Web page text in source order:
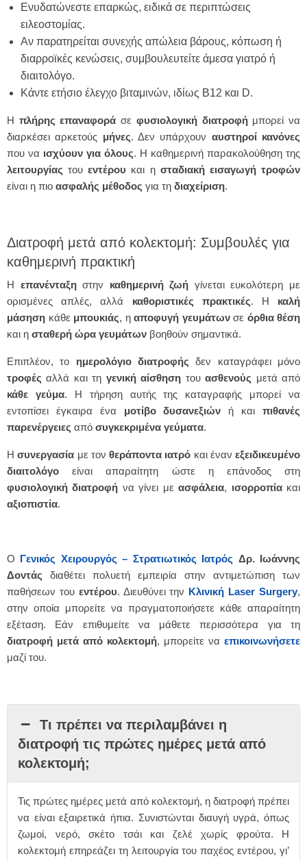
Ενυδατώνεστε επαρκώς, ειδικά σε περιπτώσεις
ειλεοστομίας.
Αν παρατηρείται συνεχής απώλεια βάρους, κόπωση ή
διαρροϊκές κενώσεις, συμβουλευτείτε άμεσα γιατρό ή
διαιτολόγο.
Κάντε ετήσιο έλεγχο βιταμινών, ιδίως B12 και D.
Η πλήρης επαναφορά σε φυσιολογική διατροφήμπορεί να
διαρκέσει αρκετούς μήνες. Δεν υπάρχουν αυστηροί κανόνες
που να ισχύουν για όλους. Η καθημερινή παρακολούθηση της
λειτουργίας τουεντέρου και η σταδιακή εισαγωγή τροφών
είναι η πιο ασφαλής μέθοδος για τη διαχείριση.
Διατροφή μετά από κολεκτομή: Συμβουλές για
καθημερινή πρακτική
Η επανένταξηστην καθημερινή ζωή γίνεται ευκολότερη με
ορισμένες απλές, αλλά καθοριστικές πρακτικές. Η καλή
μάσηση κάθε μπουκιάς, η αποφυγή γευμάτωνσε όρθια θέση
και η σταθερή ώρα γευμάτων βοηθούν σημαντικά.
Επιπλέον, το ημερολόγιο διατροφής δεν καταγράφει μόνο
τροφές αλλά και τη γενική αίσθηση τουασθενούς μετά από
κάθε
γεύμα. Η τήρηση αυτής της καταγραφής μπορεί να
εντοπίσει έγκαιρα ένα μοτίβο δυσανεξιών ή καιπιθανές
παρενέργειες από συγκεκριμένα γεύματα.
Ησυνεργασία με τον θεράποντα ιατρό και έναν εξειδικευμένο
διαιτολόγο είναι απαραίτητη ώστε η επάνοδος στη
φυσιολογική διατροφή να γίνει μεασφάλεια, ισορροπίακαι
αξιοπιστία.
Ο Γενικός Χειρουργός – Στρατιωτικός Ιατρός Δρ. Ιωάννης
Δοντάς διαθέτει πολυετή εμπειρία στην αντιμετώπιση των
παθήσεων του εντέρου. Διευθύνει την Κλινική Laser Surgery,
στην οποία μπορείτε να πραγματοποιήσετε κάθε απαραίτητη
εξέταση. Εάν επιθυμείτε να μάθετε περισσότερα για τη
διατροφή μετά από κολεκτομή, μπορείτε να επικοινωνήσετε
μαζί του.
Τι πρέπει να περιλαμβάνει η
διατροφή τις πρώτες ημέρες μετά από
κολεκτομή;
Τις πρώτες ημέρες μετά από κολεκτομή, η διατροφή πρέπει
να είναι εξαιρετικά ήπια. Συνιστώνται διαυγή υγρά, όπως
ζωμοί, νερό, σκέτο τσάι και ζελέ χωρίς φρούτα. Η
κολεκτομή επηρεάζει τη λειτουργία του παχέος εντέρου, γι’